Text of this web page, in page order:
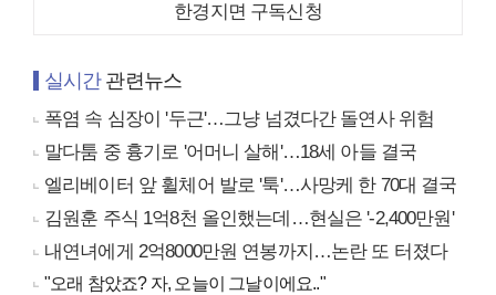
한경지면 구독신청
실시간관련뉴스
폭염 속 심장이 '두근'…그냥 넘겼다간 돌연사 위험
말다툼 중 흉기로 '어머니 살해'…18세 아들 결국
엘리베이터 앞 휠체어 발로 '툭'…사망케 한 70대 결국
김원훈 주식 1억8천 올인했는데…현실은 '-2,400만원'
내연녀에게 2억8000만원 연봉까지…논란 또 터졌다
"오래 참았죠? 자, 오늘이 그날이에요.."